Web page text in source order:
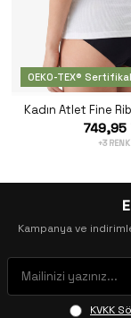
OEKO-TEX®
Kadın Atlet Fine
749,95
+3 RENK
Kampanya ve
KVKK